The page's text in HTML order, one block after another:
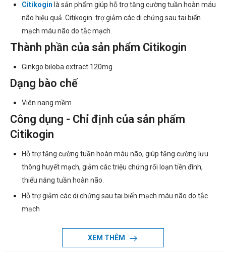
Citikogin là sản phẩm giúp hỗ trợ tăng cường tuần hoàn máu
não hiệu quả. Citikogin trợ giảm các di chứng sau tai biến
mạch máu não do tắc mạch.
Thành phần của sản phẩm Citikogin
Ginkgo biloba extract 120mg
Dạng bào chế
Viên nang mềm
Công dụng - Chỉ định của sản phẩm
Citikogin
Hỗ trợ tăng cường tuần hoàn máu não, giúp tăng cường lưu
thông huyết mạch, giảm các triệu chứng rối loạn tiền đình,
thiểu năng tuần hoàn não.
Hỗ trợ giảm các di chứng sau tai biến mạch máu não do tắc
mạch
Chống chỉ định khi dùng sản phẩm
XEM THÊM